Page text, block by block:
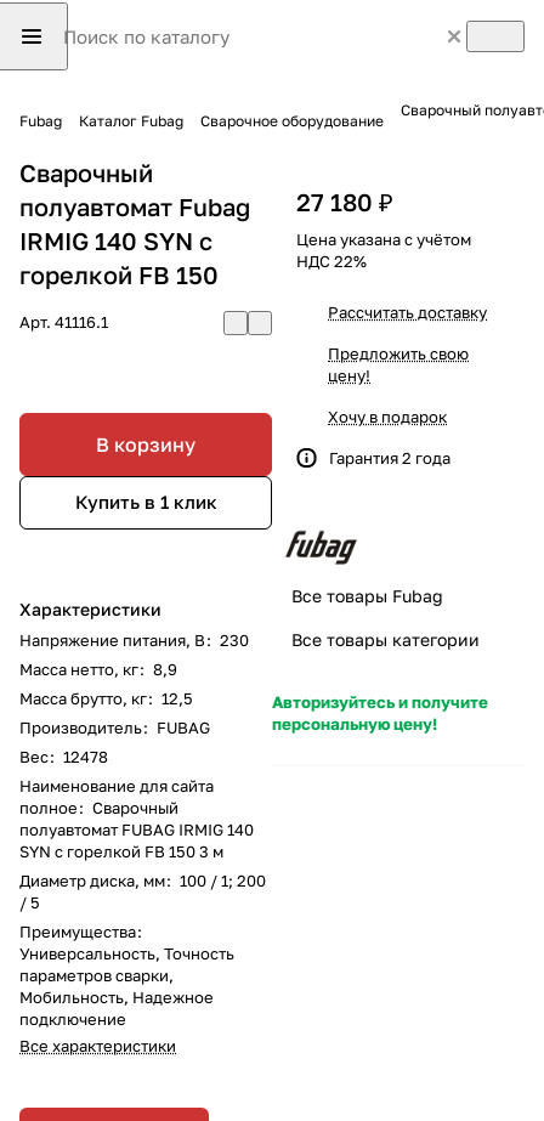
Fubag Каталог Fubag Сварочное оборудование
Сварочный
Сварочный
полуавтомат Fubag
IRMIG 140 SYN с
горелкой FB 150
Арт. 41116.1
В корзину
Купить в 1 клик
Характеристики
Напряжение питания, В: 230
Масса нетто, кг: 8,9
Масса брутто, кг: 12,5
Производитель: FUBAG
Вес: 12478
Наименование для сайта
полное: Сварочный
полуавтомат FUBAG IRMIG 140
SYN с горелкой FB 150 3 м
Диаметр диска, мм: 100 / 1; 200
/ 5
Преимущества:
Универсальность, Точность
параметров сварки,
Мобильность, Надежное
подключение
Все характеристики
27 180 ₽
Цена указана с учётом
НДС 22%
Рассчитать доставку
Предложить свою
цену!
Хочу в подарок
Гарантия 2 года
Все товары Fubag
Все товары категории
Авторизуйтесь и получите
персональную цену!